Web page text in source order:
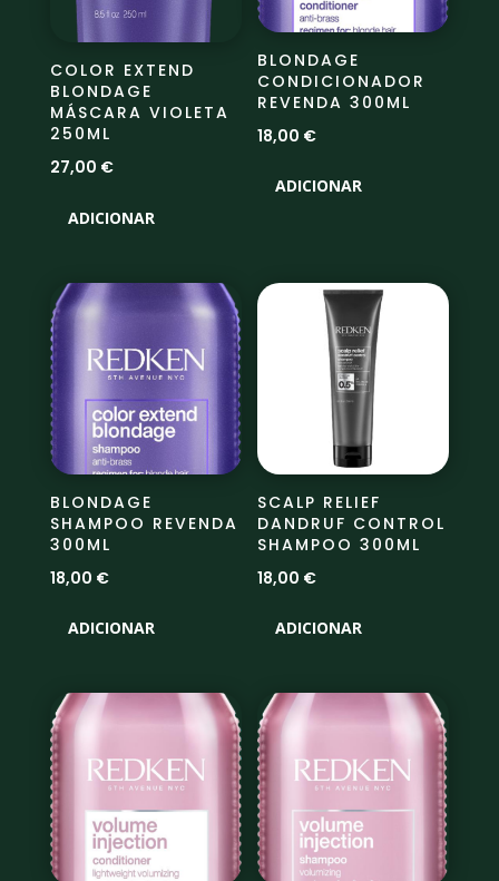
COLOR EXTEND
BLONDAGE
MÁSCARA VIOLETA
250ML
27,00 €
ADICIONAR
BLONDAGE
CONDICIONADOR
REVENDA 300ML
18,00 €
ADICIONAR
BLONDAGE
SHAMPOO REVENDA
300ML
18,00 €
ADICIONAR
SCALP RELIEF
DANDRUF CONTROL
SHAMPOO 300ML
18,00 €
ADICIONAR